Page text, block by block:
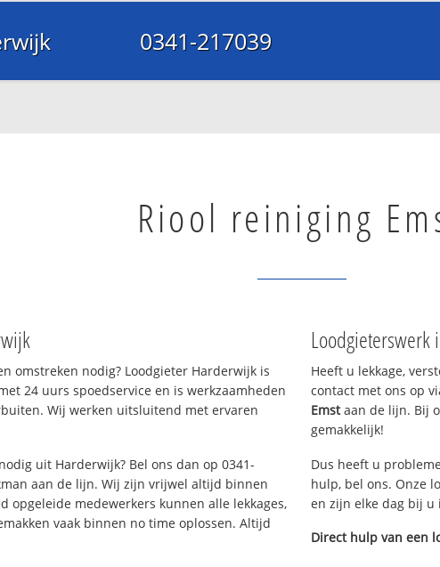
0341-217039
Riool reiniging
omstreken nodig? Loodgieter Harderwijk is
24 uurs spoedservice en is werkzaamheden
Wij werken uitsluitend met ervaren
uit Harderwijk? Bel ons dan op 0341-
aan de lijn. Wij zijn vrijwel altijd binnen
opgeleide medewerkers kunnen alle lekkages,
vaak binnen no time oplossen. Altijd
Loodgieterswerk
Heeft u lekkage,
contact met ons op
Emstaan de lijn. Bij
gemakkelijk!
Dus heeft u
hulp, bel ons. Onze
en zijn elke dag bij
Direct hulp van een